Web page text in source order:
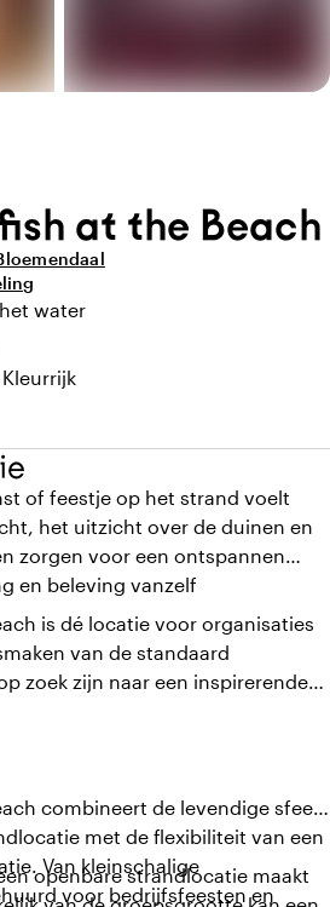
at the Beach
water
of feestje op het strand voelt
het uitzicht over de duinen en
zorgen voor een ontspannen
en beleving vanzelf
is dé locatie voor organisaties
van de standaard
zoek zijn naar een inspirerende
combineert de levendige sfeer
met de flexibiliteit van een
Van kleinschalige
voor bedrijfsfeesten en
openbare strandlocatie maakt